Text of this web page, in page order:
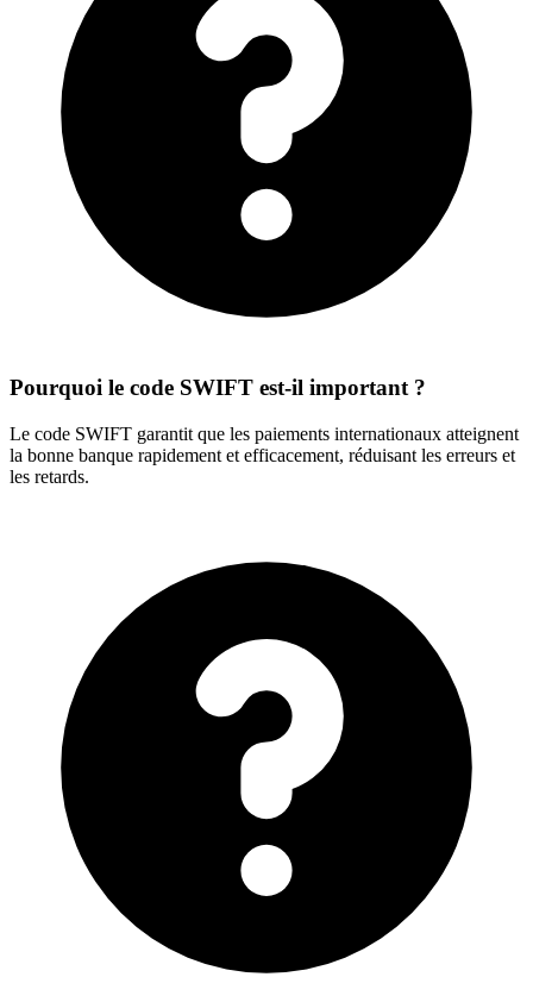
Pourquoi le code SWIFT est-il important ?
Le code SWIFT garantit que les paiements internationaux atteignent
la bonne banque rapidement et efficacement, réduisant les erreurs et
les retards.